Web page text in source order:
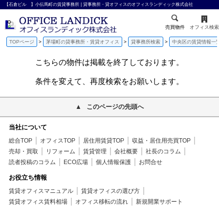
【石倉ビル 】小伝馬町の賃貸事務所 | 貸事務所・貸オフィスのオフィスランディック株式会社
売買物件 オフィス検索
TOPページ 茅場町の貸事務所・賃貸オフィス 貸事務所検索 中央区の賃貸情報一
こちらの物件は掲載を終了しております。
条件を変えて、再度検索をお願いします。
このページの先頭へ
当社について
総合TOP オフィスTOP 居住用賃貸TOP
収益・居住用売買TOP
売却・買取
リフォーム 賃貸管理 会社概要
社長のコラム
読者投稿のコラム
ECO広場 個人情報保護 お問合せ
お役立ち情報
賃貸オフィスマニュアル
賃貸オフィスの選び方
賃貸オフィス賃料相場
オフィス移転の流れ 新規開業サポート